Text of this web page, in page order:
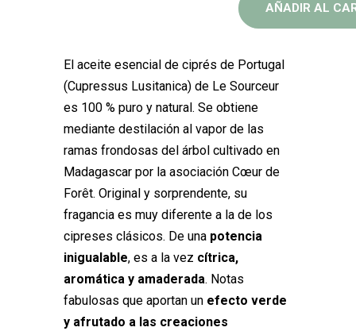
AÑADIR AL
El aceite esencial de ciprés de Portugal
(Cupressus Lusitanica) de Le Sourceur
es 100 % puro y natural. Se obtiene
mediante destilación al vapor de las
ramas frondosas del árbol cultivado en
Madagascar por la asociación Cœur de
Forêt. Original y sorprendente, su
fragancia es muy diferente a la de los
cipreses clásicos. De una potencia
inigualable, es a la vez cítrica,
aromática y amaderada. Notas
fabulosas que aportan un efecto verde
y afrutado a las creaciones